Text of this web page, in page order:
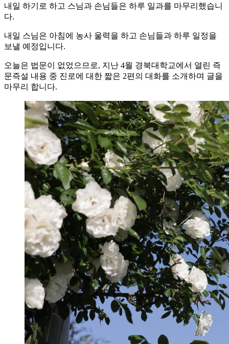
내일 하기로 하고 스님과 손님들은 하루 일과를 마무리했습니
다.
내일 스님은 아침에 농사 울력을 하고 손님들과 하루 일정을
보낼 예정입니다.
오늘은 법문이 없었으므로, 지난 4월 경북대학교에서 열린 즉
문즉설 내용 중 진로에 대한 짧은 2편의 대화를 소개하며 글을
마무리 합니다.